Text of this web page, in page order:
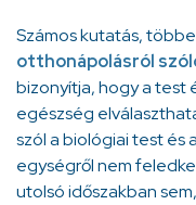
Számos kutatás,
otthonápolásról
bizonyítja, hogy a test
egészség
szól a biológiai test és
egységről nem
utolsó időszakban